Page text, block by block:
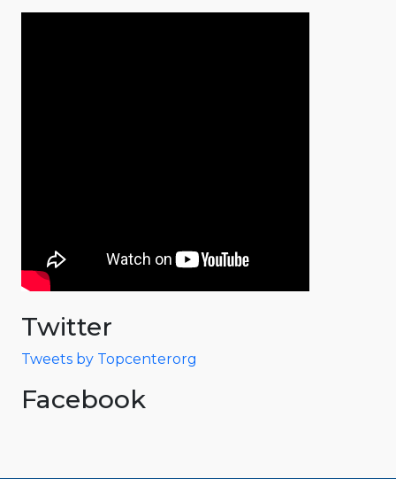
Twitter
Tweets by Topcenterorg
Facebook